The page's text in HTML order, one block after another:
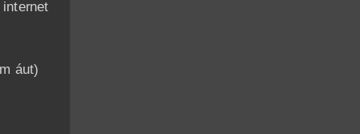
áut)